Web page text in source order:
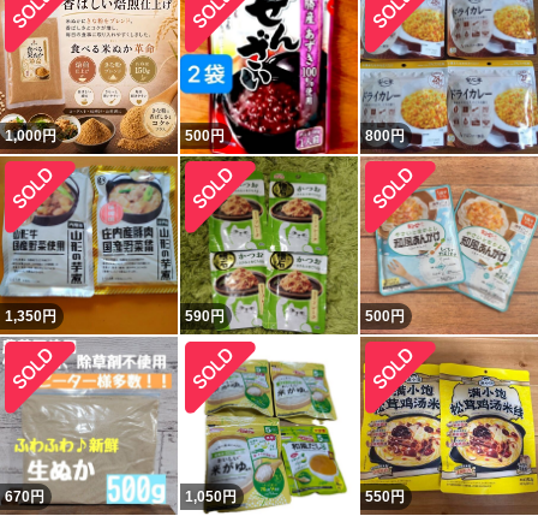
1,000円 500円 800円
1,350円 590円 500円
670円 1,050円 550円